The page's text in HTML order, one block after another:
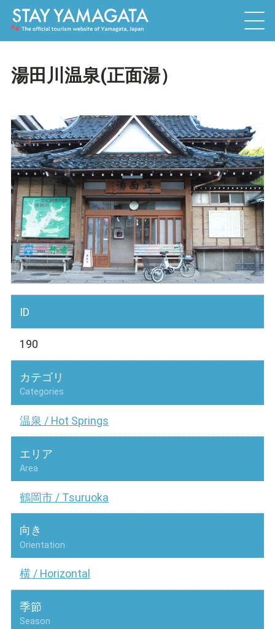
湯田川温泉(正面湯）
ID
190
カテゴリ
Categories
温泉 / Hot Springs
エリア
Area
鶴岡市 / Tsuruoka
向き
Orientation
横 / Horizontal
季節
Season